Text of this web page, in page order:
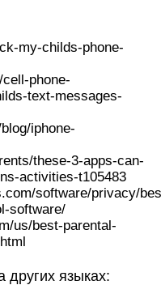
my-childs-phone-
phone-
text-messages-
iphone-
these-3-apps-can-
activities-t105483
software/privacy/
software/
us/best-parental-
других языках: